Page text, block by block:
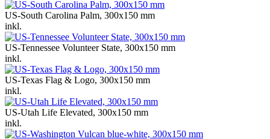
US-South Carolina Palm, 300x150 mm
inkl.
US-Tennessee Volunteer State, 300x150 mm
inkl.
US-Texas Flag & Logo, 300x150 mm
inkl.
US-Utah Life Elevated, 300x150 mm
inkl.